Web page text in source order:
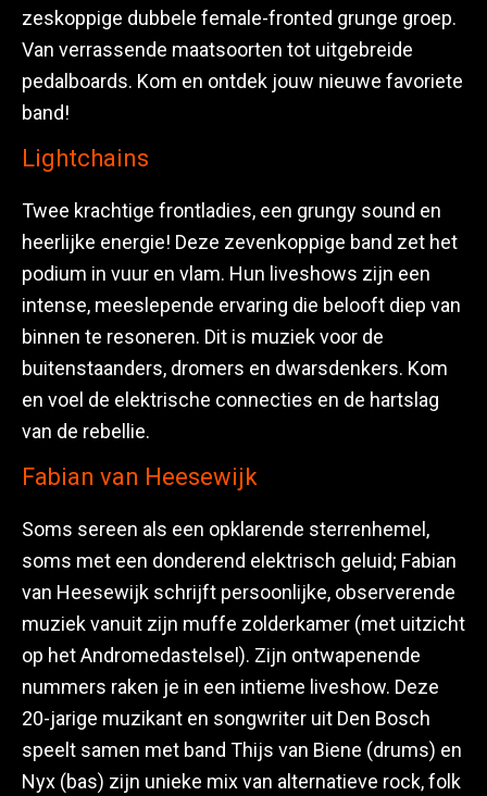
zeskoppige dubbele female-fronted grunge groep.
Van verrassende maatsoorten tot uitgebreide
pedalboards. Kom en ontdek jouw nieuwe favoriete
band!
Lightchains
Twee krachtige frontladies, een grungy sound en
heerlijke energie! Deze zevenkoppige band zet het
podium in vuur en vlam. Hun liveshows zijn een
intense, meeslepende ervaring die belooft diep van
binnen te resoneren. Dit is muziek voor de
buitenstaanders, dromers en dwarsdenkers. Kom
en voel de elektrische connecties en de hartslag
van de rebellie.
Fabian van Heesewijk
Soms sereen als een opklarende sterrenhemel,
soms met een donderend elektrisch geluid; Fabian
van Heesewijk schrijft persoonlijke, observerende
muziek vanuit zijn muffe zolderkamer (met uitzicht
op het Andromedastelsel). Zijn ontwapenende
nummers raken je in een intieme liveshow. Deze
20-jarige muzikant en songwriter uit Den Bosch
speelt samen met band Thijs van Biene (drums) en
Nyx (bas) zijn unieke mix van alternatieve rock, folk